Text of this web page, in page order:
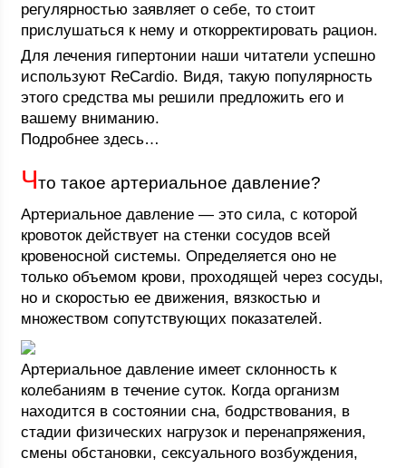
регулярностью заявляет о себе, то стоит
прислушаться к нему и откорректировать рацион.
Для лечения гипертонии наши читатели успешно
используют ReCardio. Видя, такую популярность
этого средства мы решили предложить его и
вашему вниманию.
Подробнее здесь…
Что такое артериальное давление?
Артериальное давление — это сила, с которой
кровоток действует на стенки сосудов всей
кровеносной системы. Определяется оно не
только объемом крови, проходящей через сосуды,
но и скоростью ее движения, вязкостью и
множеством сопутствующих показателей.
Артериальное давление имеет склонность к
колебаниям в течение суток. Когда организм
находится в состоянии сна, бодрствования, в
стадии физических нагрузок и перенапряжения,
смены обстановки, сексуального возбуждения,